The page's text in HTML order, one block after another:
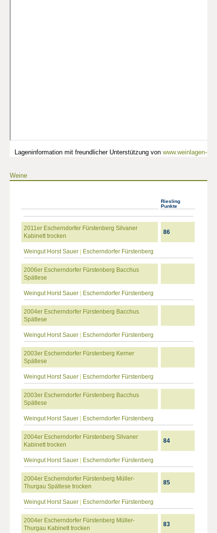
Lageninformation mit freundlicher Unterstützung von www.weinlagen-
Weine
Riesling
Punkte
2011er Escherndorfer Fürstenberg Silvaner
Kabinett trocken
86
Weingut Horst Sauer Escherndorfer Fürstenberg
2006er Escherndorfer Fürstenberg Bacchus
Spätlese
Weingut Horst Sauer Escherndorfer Fürstenberg
2004er Escherndorfer Fürstenberg Bacchus
Spätlese
Weingut Horst Sauer Escherndorfer Fürstenberg
2003er Escherndorfer Fürstenberg Kerner
Spätlese
Weingut Horst Sauer Escherndorfer Fürstenberg
2003er Escherndorfer Fürstenberg Bacchus
Spätlese
Weingut Horst Sauer Escherndorfer Fürstenberg
2004er Escherndorfer Fürstenberg Silvaner
Kabinett trocken
84
Weingut Horst Sauer Escherndorfer Fürstenberg
2004er Escherndorfer Fürstenberg Müller-
Thurgau Spätlese trocken
85
Weingut Horst Sauer Escherndorfer Fürstenberg
2004er Escherndorfer Fürstenberg Müller-
Thurgau Kabinett trocken
83